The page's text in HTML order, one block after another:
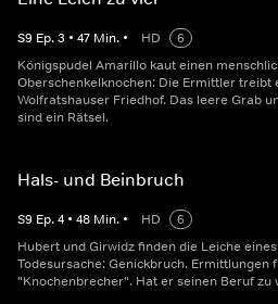
S9 Ep.3 • 47 Min. • HD
6
Königspudel Amarillo kaut einen
Oberschenkelknochen: Die Ermittler treibt
Wolfratshauser Friedhof. Das leere Grab
sind ein Rätsel.
Hals- und Beinbruch
S9 Ep.4 • 48 Min. • HD
6
Hubert und Girwidz finden die Leiche
Todesursache: Genickbruch. Ermittlungen
"Knochenbrecher". Hat er seinen Beruf zu